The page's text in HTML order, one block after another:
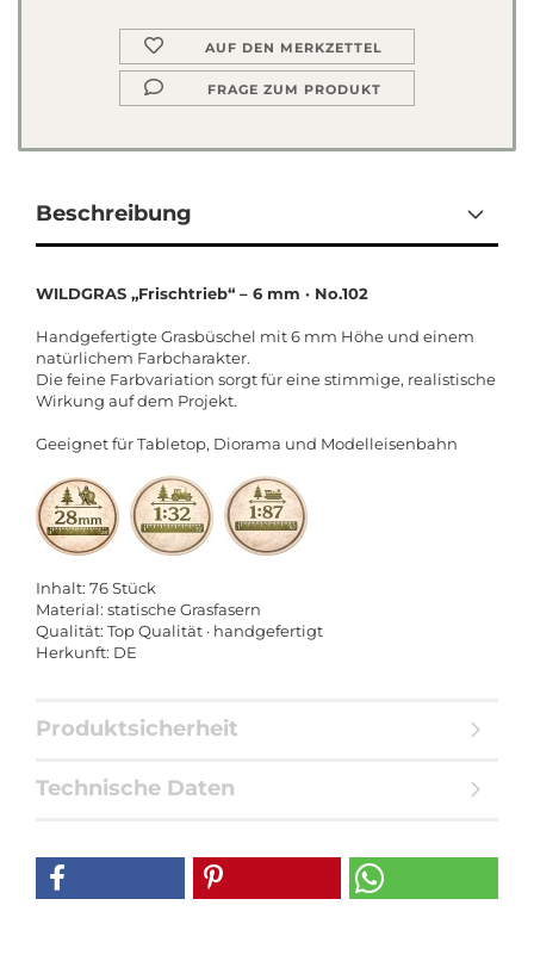
AUF DEN MERKZETTEL
FRAGE ZUM PRODUKT
Beschreibung
WILDGRAS „Frischtrieb“ – 6 mm · No.102
Handgefertigte Grasbüschel mit 6 mm Höhe und einem
natürlichem Farbcharakter.
Die feine Farbvariation sorgt für eine stimmige, realistische
Wirkung auf dem Projekt.
Geeignet für Tabletop, Diorama und Modelleisenbahn
Inhalt: 76 Stück
Material: statische Grasfasern
Qualität: Top Qualität · handgefertigt
Herkunft: DE
Produktsicherheit
Technische Daten